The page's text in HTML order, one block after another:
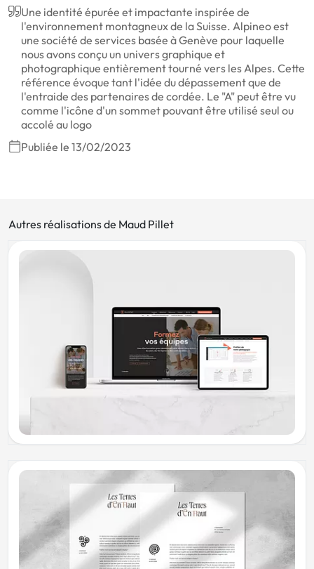
Une identité épurée et impactante inspirée de
l'environnement montagneux de la Suisse. Alpineo est
une société de services basée à Genève pour laquelle
nous avons conçu un univers graphique et
photographique entièrement tourné vers les Alpes. Cette
référence évoque tant l'idée du dépassement que de
l'entraide des partenaires de cordée. Le "A" peut être vu
comme l'icône d'un sommet pouvant être utilisé seul ou
accolé au logo
Publiée le 13/02/2023
Autres réalisations de Maud Pillet